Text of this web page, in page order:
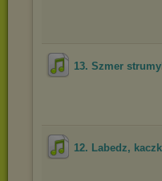
13. Szmer
12. Labedz,